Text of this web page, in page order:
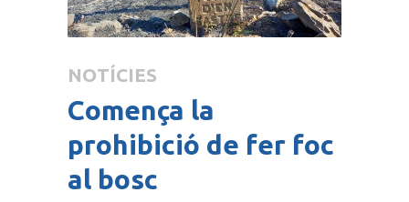
NOTÍCIES
Comença la
prohibició de fer foc
al bosc